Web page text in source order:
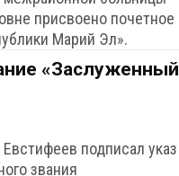
присвоено почетное
Марий Эл».
«Заслуженный
подписал указ
звания